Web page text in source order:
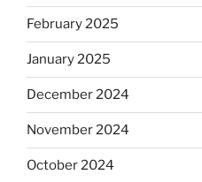
February 2025
January 2025
December 2024
November 2024
October 2024